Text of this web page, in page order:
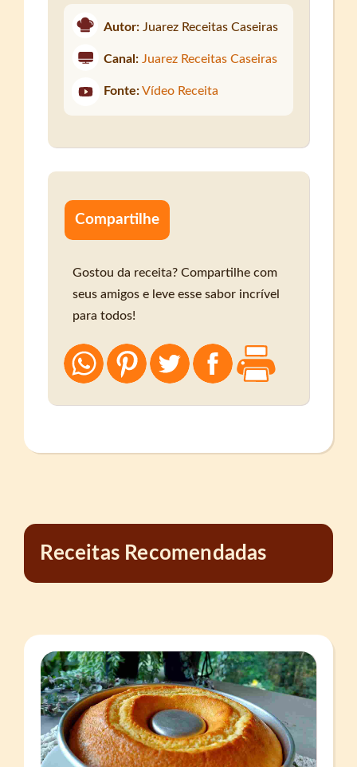
Autor: Juarez Receitas Caseiras
Canal: Juarez Receitas Caseiras
Fonte: Vídeo Receita
Compartilhe
Gostou da receita? Compartilhe com
seus amigos e leve esse sabor incrível
para todos!
Receitas Recomendadas